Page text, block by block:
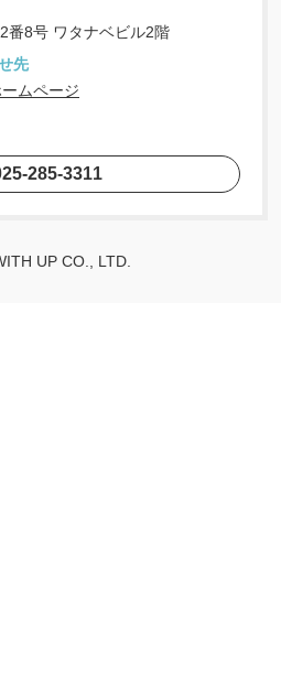
番8号 ワタナベビル2階
先
ムページ
285-3311
UP CO., LTD.